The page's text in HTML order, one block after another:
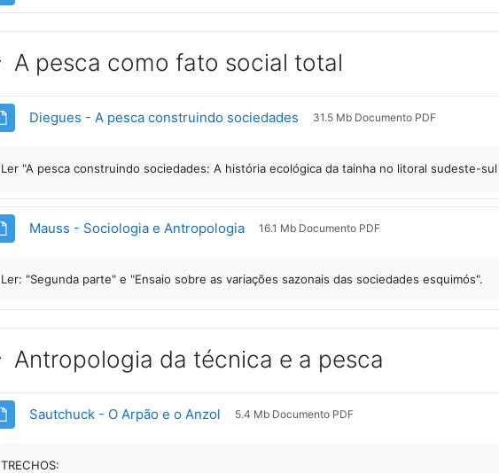
A pesca como fato social total
Diegues - A pesca construindo sociedadesArquivo
31.5 Mb Documento PDF
Ler "A pesca construindo sociedades: A história ecológica da tainha no litoral sudeste-
Mauss - Sociologia e AntropologiaArquivo
16.1 Mb Documento PDF
Ler: "Segunda parte" e "Ensaio sobre as variações sazonais das sociedades esquimós".
Antropologia da técnica e a pesca
Sautchuck - O Arpão e o AnzolArquivo
5.4 Mb Documento PDF
TRECHOS: